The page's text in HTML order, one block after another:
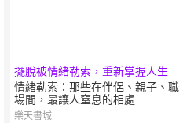
擺脫被情緒勒索，重新掌握人生
情緒勒索：那些在伴侶、親子、職
場間，最讓人窒息的相處
樂天書城